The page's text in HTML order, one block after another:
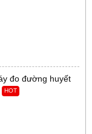
đo đường huyết
HOT